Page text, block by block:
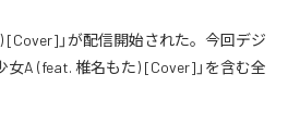
[Cover]」が配信開始された。今回デジ
女A (feat. 椎名もた) [Cover]」を含む全